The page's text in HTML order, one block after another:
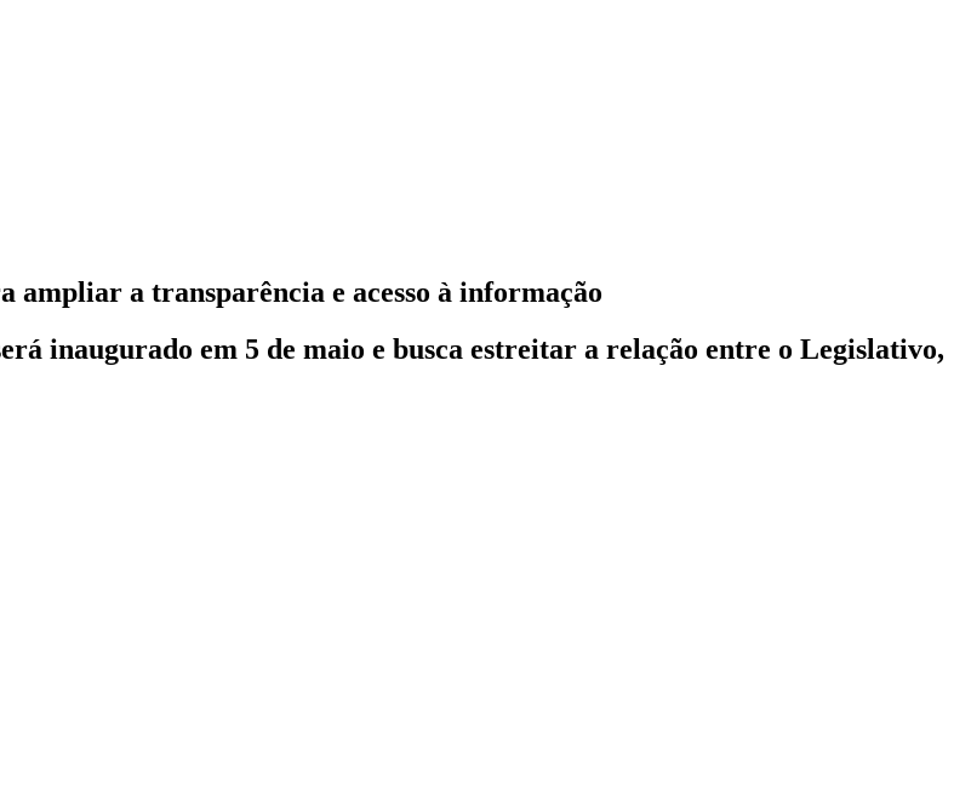
ampliar a transparência e acesso à informação
inaugurado em 5 de maio e busca estreitar a relação entre o Legislativo,